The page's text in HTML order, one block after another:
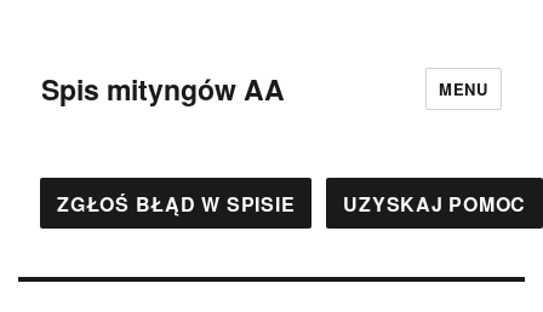
Spis mityngów AA MENU
ZGŁOŚ BŁĄD W SPISIE UZYSKAJ POMOC